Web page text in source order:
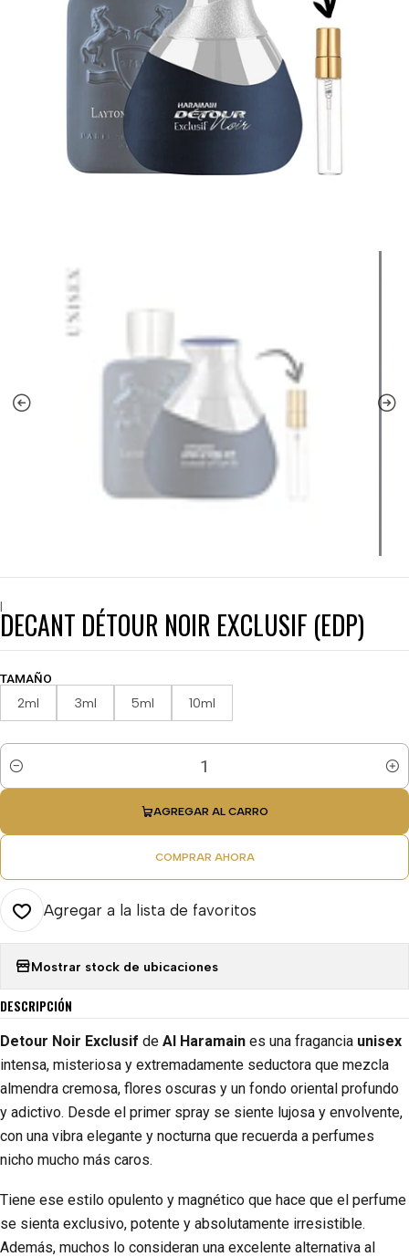
|
DECANT DÉTOUR NOIR EXCLUSIF (EDP)
TAMAÑO
2ml 3ml 5ml 10ml
Cantidad
AGREGAR AL CARRO
COMPRAR AHORA
Agregar a la lista de favoritos
Mostrar stock de ubicaciones
DESCRIPCIÓN
Detour Noir Exclusif de Al Haramain es una fragancia unisex
intensa, misteriosa y extremadamente seductora que mezcla
almendra cremosa, flores oscuras y un fondo oriental profundo
y adictivo. Desde el primer spray se siente lujosa y envolvente,
con una vibra elegante y nocturna que recuerda a perfumes
nicho mucho más caros.
Tiene ese estilo opulento y magnético que hace que el perfume
se sienta exclusivo, potente y absolutamente irresistible.
Además, muchos lo consideran una excelente alternativa al